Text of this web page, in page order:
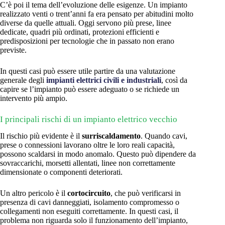
C’è poi il tema dell’evoluzione delle esigenze. Un impianto
realizzato venti o trent’anni fa era pensato per abitudini molto
diverse da quelle attuali. Oggi servono più prese, linee
dedicate, quadri più ordinati, protezioni efficienti e
predisposizioni per tecnologie che in passato non erano
previste.
In questi casi può essere utile partire da una valutazione
generale degli impianti elettrici civili e industriali, così da
capire se l’impianto può essere adeguato o se richiede un
intervento più ampio.
I principali rischi di un impianto elettrico vecchio
Il rischio più evidente è il surriscaldamento. Quando cavi,
prese o connessioni lavorano oltre le loro reali capacità,
possono scaldarsi in modo anomalo. Questo può dipendere da
sovraccarichi, morsetti allentati, linee non correttamente
dimensionate o componenti deteriorati.
Un altro pericolo è il cortocircuito, che può verificarsi in
presenza di cavi danneggiati, isolamento compromesso o
collegamenti non eseguiti correttamente. In questi casi, il
problema non riguarda solo il funzionamento dell’impianto,